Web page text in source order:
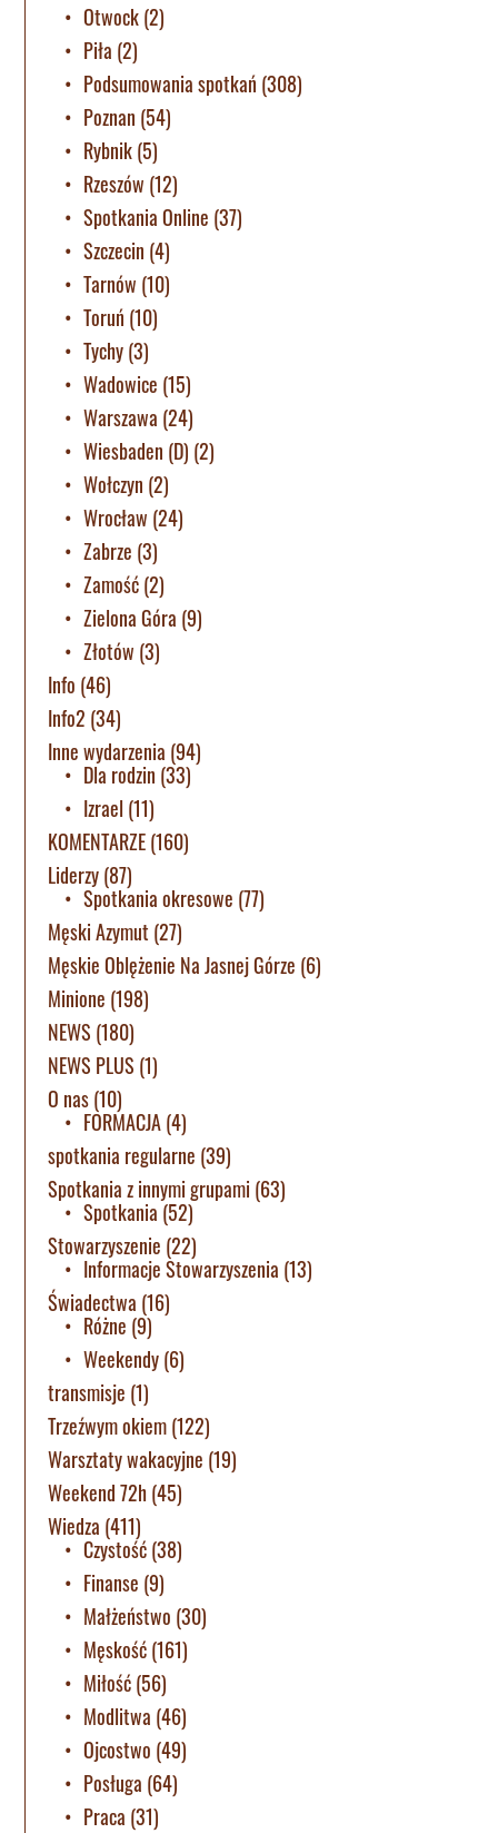
Otwock(2)
Piła (2)
Podsumowania spotkań (308)
Poznan (54)
Rybnik(5)
Rzeszów (12)
Spotkania Online (37)
Szczecin (4)
Tarnów (10)
Toruń (10)
Tychy(3)
Wadowice (15)
Warszawa (24)
Wiesbaden (D) (2)
Wołczyn (2)
Wrocław (24)
Zabrze (3)
Zamość(2)
Zielona Góra (9)
Złotów (3)
Info (46)
Info2 (34)
Inne wydarzenia (94)
Dla rodzin (33)
Izrael (11)
KOMENTARZE(160)
Liderzy(87)
Spotkania okresowe (77)
Męski Azymut (27)
Męskie Oblężenie Na Jasnej Górze (6)
Minione (198)
NEWS (180)
NEWS PLUS (1)
O nas(10)
FORMACJA(4)
spotkania regularne (39)
Spotkania z innymi grupami (63)
Spotkania (52)
Stowarzyszenie (22)
Informacje Stowarzyszenia (13)
Świadectwa (16)
Różne (9)
Weekendy(6)
transmisje (1)
Trzeźwym okiem(122)
Warsztaty wakacyjne (19)
Weekend 72h(45)
Wiedza (411)
Czystość(38)
Finanse (9)
Małżeństwo (30)
Męskość(161)
Miłość(56)
Modlitwa (46)
Ojcostwo (49)
Posługa (64)
Praca (31)